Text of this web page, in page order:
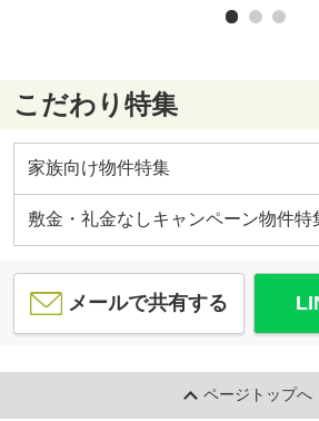
こだわり特集
家族向け物件特集
敷金・礼金なしキャンペーン物件特
メールで共有する
ページトップへ